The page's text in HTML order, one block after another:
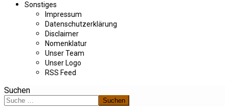
Sonstiges
Impressum
Datenschutzerklärung
Disclaimer
Nomenklatur
Unser Team
Unser Logo
RSS Feed
Suchen
Suchen